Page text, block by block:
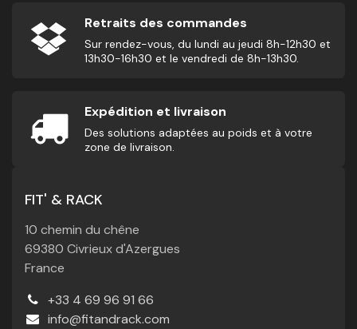
Retraits des commandes
Sur rendez-vous, du lundi au jeudi 8h-12h30 et
13h30-16h30 et le vendredi de 8h-13h30.
Expédition et livraison
Des solutions adaptées au poids et à votre
zone de livraison.
FIT' & RACK
10 chemin du chêne
69380 Civrieux d'Azergues
France
+33 4 69 96 91 66
info@fitandrack.com